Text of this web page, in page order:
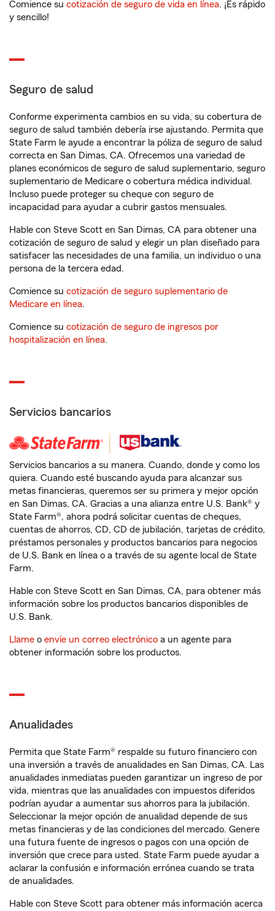
Comience su cotización de seguro de vida en línea. ¡Es rápido
y sencillo!
Seguro de salud
Conforme experimenta cambios en su vida, su cobertura de
seguro de salud también debería irse ajustando. Permita que
State Farm le ayude a encontrar la póliza de seguro de salud
correcta en San Dimas, CA. Ofrecemos una variedad de
planes económicos de seguro de salud suplementario, seguro
suplementario de Medicare o cobertura médica individual.
Incluso puede proteger su cheque con seguro de
incapacidad para ayudar a cubrir gastos mensuales.
Hable con Steve Scott en San Dimas, CA para obtener una
cotización de seguro de salud y elegir un plan diseñado para
satisfacer las necesidades de una familia, un individuo o una
persona de la tercera edad.
Comience su cotización de seguro suplementario de
Medicare en línea.
Comience su cotización de seguro de ingresos por
hospitalización en línea.
Servicios bancarios
Servicios bancarios a su manera. Cuando, donde y como los
quiera. Cuando esté buscando ayuda para alcanzar sus
metas financieras, queremos ser su primera y mejor opción
en San Dimas, CA. Gracias a una alianza entre U.S. Bank® y
State Farm®, ahora podrá solicitar cuentas de cheques,
cuentas de ahorros, CD, CD de jubilación, tarjetas de crédito,
préstamos personales y productos bancarios para negocios
de U.S. Bank en línea o a través de su agente local de State
Farm.
Hable con Steve Scott en San Dimas, CA, para obtener más
información sobre los productos bancarios disponibles de
U.S. Bank.
Llame o envíe un correo electrónico a un agente para
obtener información sobre los productos.
Anualidades
Permita que State Farm® respalde su futuro financiero con
una inversión a través de anualidades en San Dimas, CA. Las
anualidades inmediatas pueden garantizar un ingreso de por
vida, mientras que las anualidades con impuestos diferidos
podrían ayudar a aumentar sus ahorros para la jubilación.
Seleccionar la mejor opción de anualidad depende de sus
metas financieras y de las condiciones del mercado. Genere
una futura fuente de ingresos o pagos con una opción de
inversión que crece para usted. State Farm puede ayudar a
aclarar la confusión e información errónea cuando se trata
de anualidades.
Hable con Steve Scott para obtener más información acerca